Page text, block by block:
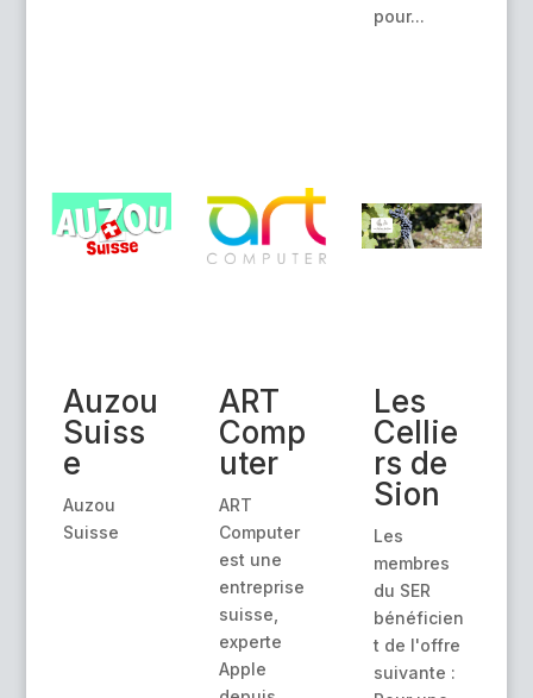
pour...
Auzou
Suiss
e
Auzou
Suisse
ART
Comp
uter
ART
Computer
est une
entreprise
suisse,
experte
Apple
Les
Cellie
rs de
Sion
Les
membres
du SER
bénéficien
t de l'offre
suivante :